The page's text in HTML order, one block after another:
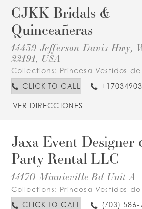
CJKK Bridals &
Quinceañeras
14439 Jefferson Davis Hwy,
22191, USA
Collections: Princesa Vestidos
CLICK TO CALL
VER DIRECCIONES
Jaxa Event Designer
Party Rental LLC
14170 Minnieville Rd Unit A
Collections: Princesa Vestidos
CLICK TO CALL
(703) 586-